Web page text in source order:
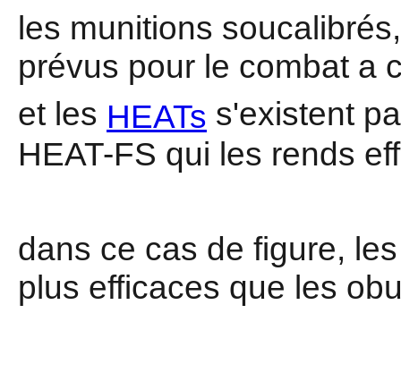
les munitions
prévus pour le combat a
et les HEATs s'existent
HEAT-FS qui les rends
dans ce cas de figure,
plus efficaces que les